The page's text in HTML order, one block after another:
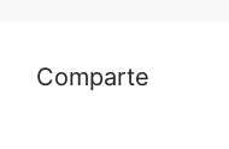
Comparte